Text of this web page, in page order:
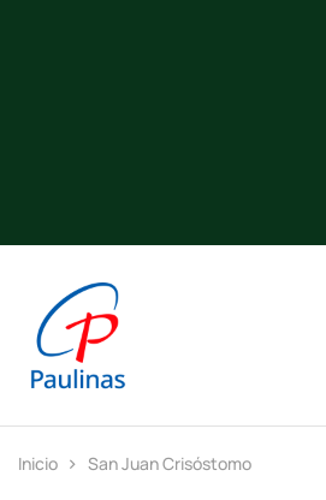
Inicio San Juan Crisóstomo